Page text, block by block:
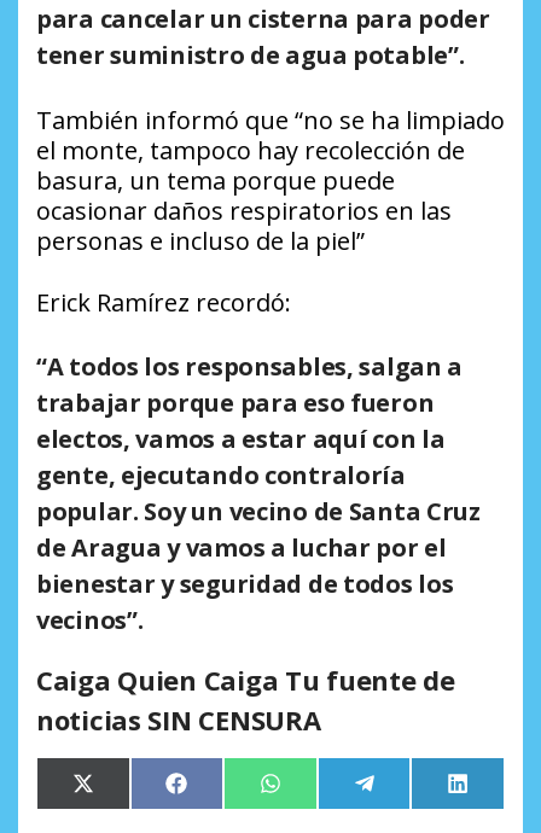
para cancelar un cisterna para poder
tener suministro de agua potable”.
También informó que “no se ha limpiado
el monte, tampoco hay recolección de
basura, un tema porque puede
ocasionar daños respiratorios en las
personas e incluso de la piel”
Erick Ramírez recordó:
“A todos los responsables, salgan a
trabajar porque para eso fueron
electos, vamos a estar aquí con la
gente, ejecutando contraloría
popular. Soy un vecino de Santa Cruz
de Aragua y vamos a luchar por el
bienestar y seguridad de todos los
vecinos”.
Caiga Quien Caiga Tu fuente de
noticias SIN CENSURA
Compartir
en
X
(Twitter)
Compartir
en
Facebook Compartir
en
WhatsApp Compartir
en
Telegram
en
LinkedIn